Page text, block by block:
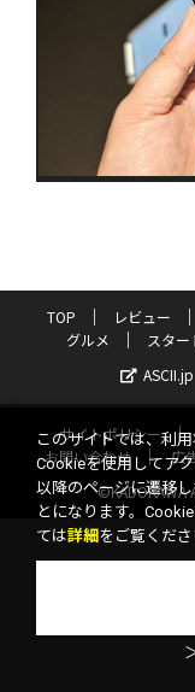
TOP レビュー
グルメ
スタ
ASCII.jp
サイトポリシー
お問い合わせ
広
©KADOKAWA
このサイトでは、利
Cookieを使用してア
以降のページに遷移
とになります。
ては詳細 をご覧くださ